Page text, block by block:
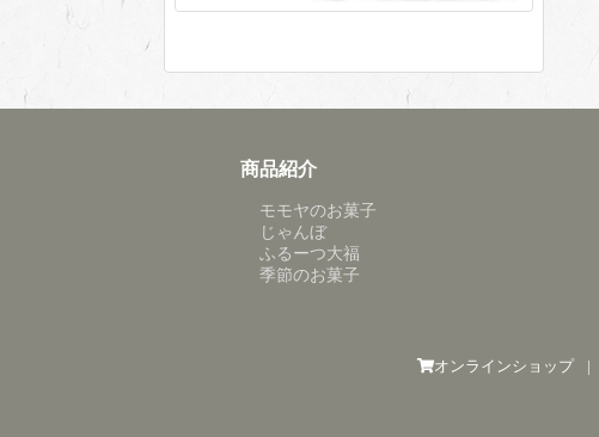
商品紹介
モモヤのお菓子
じゃんぼ
ふるーつ大福
季節のお菓子
オンラインショップ